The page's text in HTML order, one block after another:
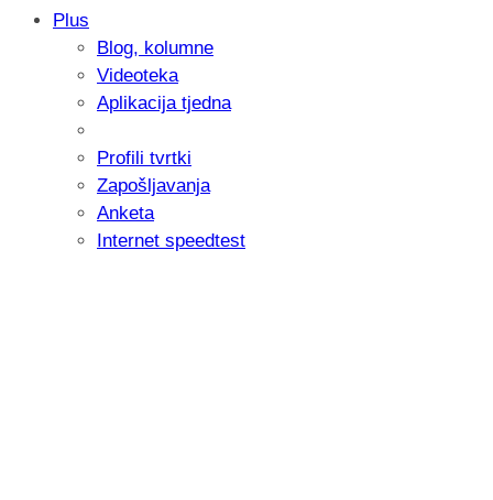
Samsung otkrio kako je nastajala
donijelo tanje i izdržljivije preklopne
Plus
Blog, kolumne
Videoteka
Aplikacija tjedna
Profili tvrtki
Zapošljavanja
Anketa
Internet speedtest